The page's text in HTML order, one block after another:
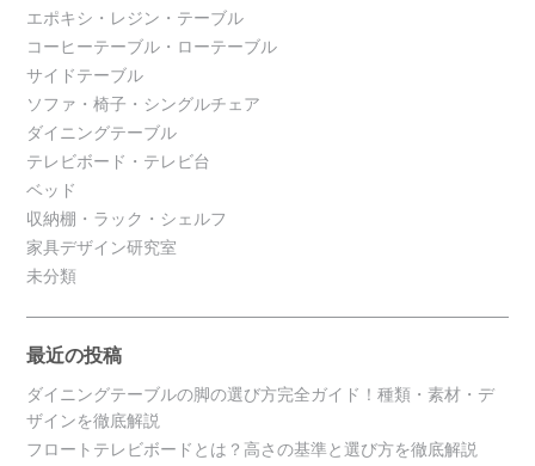
エポキシ・レジン・テーブル
コーヒーテーブル・ローテーブル
サイドテーブル
ソファ・椅子・シングルチェア
ダイニングテーブル
テレビボード・テレビ台
ベッド
収納棚・ラック・シェルフ
家具デザイン研究室
未分類
最近の投稿
ダイニングテーブルの脚の選び方完全ガイド！種類・素材・デ
ザインを徹底解説
フロートテレビボードとは？高さの基準と選び方を徹底解説